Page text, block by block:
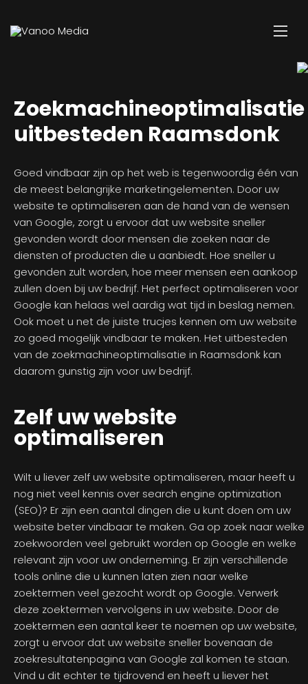
Zoekmachineoptimalisatie
uitbesteden Raamsdonk
Goed vindbaar zijn op het web is tegenwoordig één van
de meest belangrijke marketingelementen. Door uw
website te optimaliseren aan de hand van de wensen
van Google, zorgt u ervoor dat uw website sneller
gevonden wordt door mensen die zoeken naar de
diensten of producten die u aanbiedt. Hoe sneller u
gevonden zult worden, hoe meer mensen een aankoop
zullen doen bij uw bedrijf. Het perfect optimaliseren voor
Google kan helaas wel aardig wat tijd in beslag nemen.
Ook moet u net de juiste trucjes kennen om uw website
zo goed mogelijk vindbaar te maken. Het uitbesteden
van de zoekmachineoptimalisatie in Raamsdonk kan
daarom gunstig zijn voor uw bedrijf.
Zelf uw website
optimaliseren
Wilt u liever zelf uw website optimaliseren, maar heeft u
nog niet veel kennis over search engine optimization
(SEO)? Er zijn een aantal dingen die u kunt doen om uw
website beter vindbaar te maken. Ga op zoek naar welke
zoekwoorden veel gebruikt worden op Google en welke
relevant zijn voor uw onderneming. Er zijn verschillende
tools online die u kunnen laten zien naar welke
zoektermen veel gezocht wordt op Google. Verwerk
deze zoektermen vervolgens in uw website. Door de
zoektermen een aantal keer te noemen op uw website,
zorgt u ervoor dat uw website sneller bovenaan de
zoekresultatenpagina van Google zal komen te staan.
Vind u dit echter te tijdrovend en heeft u liever het